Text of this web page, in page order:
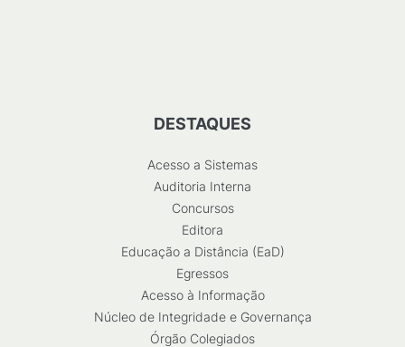
DESTAQUES
Acesso a Sistemas
Auditoria Interna
Concursos
Editora
Educação a Distância (EaD)
Egressos
Acesso à Informação
Núcleo de Integridade e Governança
Órgão Colegiados